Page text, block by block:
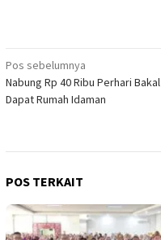
Navigasi
pos
Pos sebelumnya
Nabung Rp 40 Ribu Perhari Bakal
Dapat Rumah Idaman
POS TERKAIT